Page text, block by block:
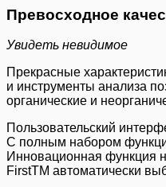
Превосходное
Увидеть невидимое
Прекрасные
и инструменты анализа
органические и
Пользовательский
С полным набором
Инновационная функция
FirstTM автоматически